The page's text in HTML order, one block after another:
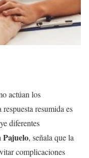
actúan los
resumida es
diferentes
, señala que la
complicaciones